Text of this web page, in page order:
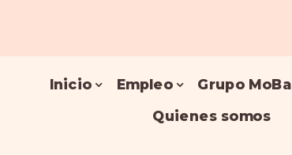
Inicio Empleo Grupo MoBa
Quienes somos